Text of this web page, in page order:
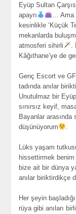
Eyüp Sultan
apayrı
… Ama
kesinlikle ‘Küçük
mekanlarda
atmosferi sihirli
.
Kâğıthane’ye de
Genç Escort ve
tadında anılar
Unutulmaz bir
sınırsız keyif,
Bayanlar
düşünüyorum
.
Lüks yaşam
hissettirmek
bize ait bir dünya
anılar biriktirdikçe
Her şeyin
rüya gibi anıları